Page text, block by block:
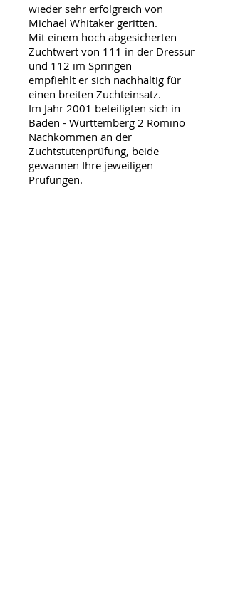
wieder sehr erfolgreich von
Michael Whitaker geritten.
Mit einem hoch abgesicherten
Zuchtwert von 111 in der Dressur
und 112 im Springen
empfiehlt er sich nachhaltig für
einen breiten Zuchteinsatz.
Im Jahr 2001 beteiligten sich in
Baden - Württemberg 2 Romino
Nachkommen an der
Zuchtstutenprüfung, beide
gewannen Ihre jeweiligen
Prüfungen.